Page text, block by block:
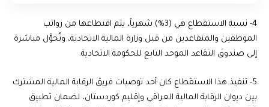
4- نسبة الاستقطاع هي (3%) شهرياً، يتم اقتطاعها من رواتب
الموظفين والمتقاعدين من قبل وزارة المالية الاتحادية، وتُحوَّل مباشرة
إلى صندوق التقاعد الموحد التابع للحكومة الاتحادية.
5- تنفيذ هذا الاستقطاع كان أحد توصيات فريق الرقابة المالية المشترك
بين ديوان الرقابة المالية العراقي وإقليم كوردستان، لضمان تطبيق